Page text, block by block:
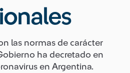
las normas de carácter
ha decretado en
en Argentina.